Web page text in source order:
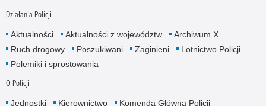
Działania Policji
Aktualności Aktualności z województw
Archiwum X
Ruch drogowy
Poszukiwani Zaginieni
Lotnictwo Policji
Polemiki i sprostowania
O Policji
Jednostki Kierownictwo
Komenda Główna Policji